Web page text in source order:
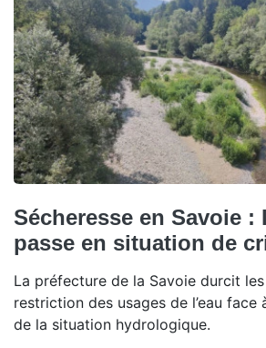
Sécheresse en Savoie :
passe en situation de
La préfecture de la Savoie durcit
restriction des usages de l’eau face
de la situation hydrologique.